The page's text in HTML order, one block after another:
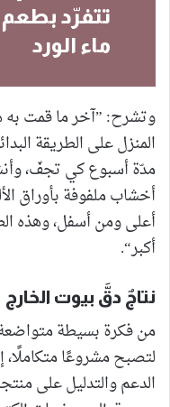
تتفرّد
ماء الورد
وتشرح: ”آخر ما قمت به
المنزل على الطريقة
مدّة أسبوع كي تجفّ،
أخشاب ملفوفة بأوراق
أعلى ومن أسفل، وهذه
أكبر“.
نتاجٌ دقَّ بيوت الخارج
من فكرة بسيطة
لتصبح مشروعًا متكاملًا،
الدعم والتدليل على